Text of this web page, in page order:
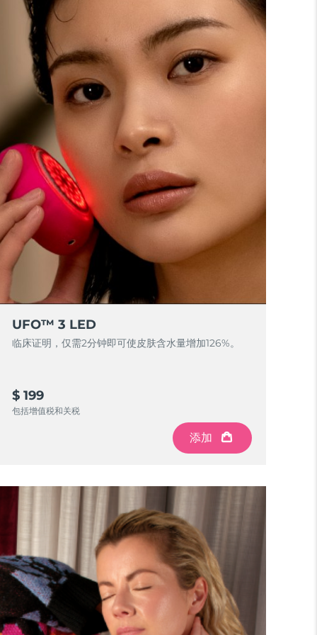
UFO™ 3 LED
临床证明，仅需2分钟即可使皮肤含水量增加126%。
$ 199
包括增值税和关税
添加